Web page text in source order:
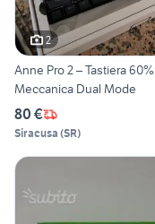
2
Anne Pro 2 – Tastiera 60%
Meccanica Dual Mode
80 €
Siracusa (SR)